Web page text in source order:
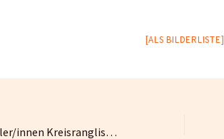
[ALS BILDERLISTE]
A- und C-Schüler/innen Kreisrangliste 2013